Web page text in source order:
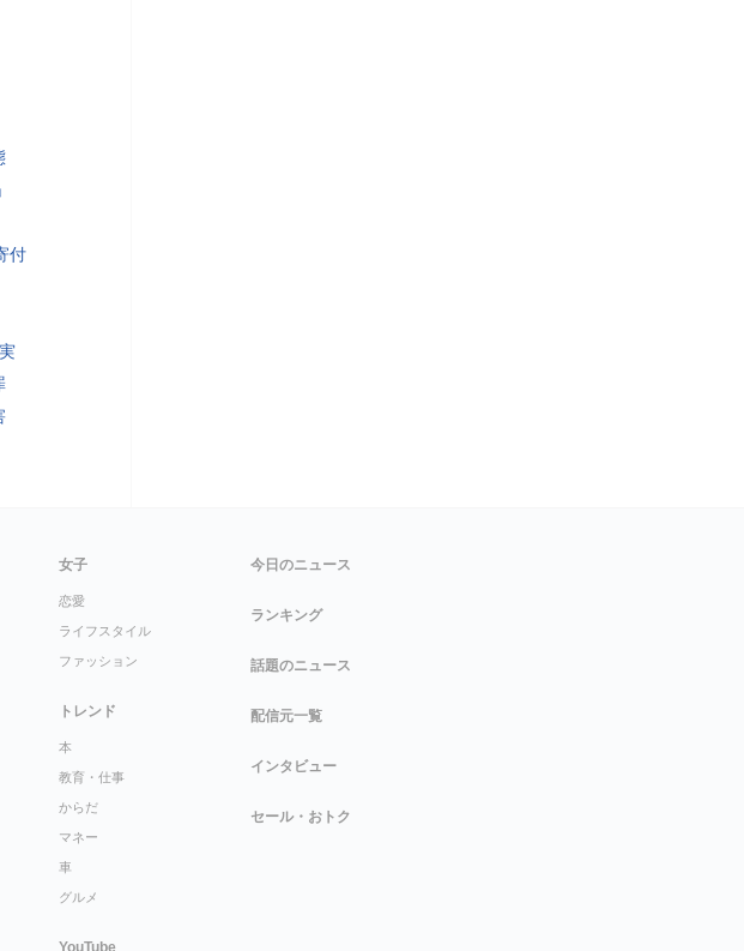
付
女子
恋愛
ライフスタイル
ファッション
トレンド
本
教育・仕事
からだ
マネー
車
グルメ
YouTube
今日のニュース
ランキング
話題のニュース
配信元一覧
インタビュー
セール・おトク